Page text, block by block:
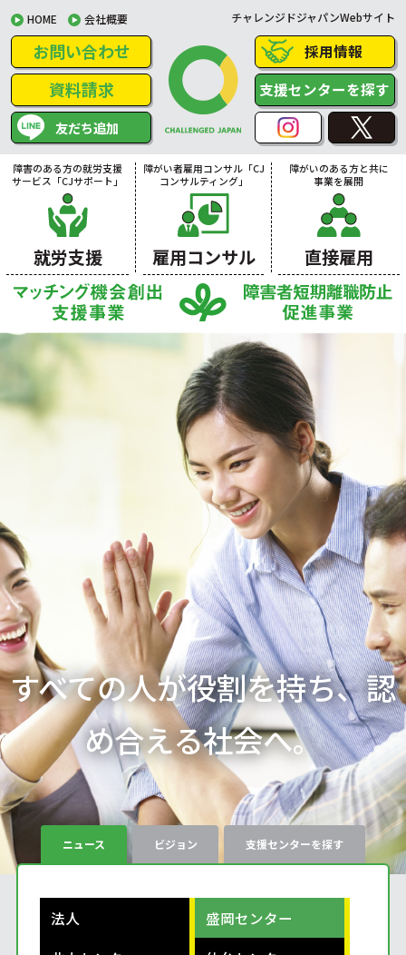
HOME 会社概要 チャレンジドジャパンWebサイト
お問い合わせ
資料請求
友だち追加
採用情報
支援センターを探す
障害のある方の就労支援
サービス「CJサポート」
就労支援
障がい者雇用コンサル「CJ
コンサルティング」
雇用コンサル
障がいのある方と共に
事業を展開
直接雇用
すべての人が役割を持ち、認
め合える社会へ。
ニュース ビジョン 支援センターを探す
法人
盛岡センター